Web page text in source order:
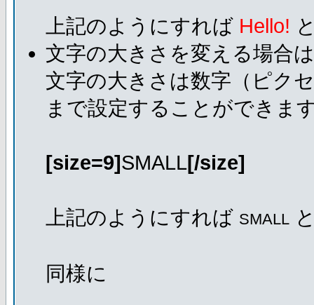
上記のようにすれば Hello!
文字の大きさを変える場合
文字の大きさは数字（ピク
まで設定することができま
[size=9]SMALL[/size]
上記のようにすれば SMALL
同様に